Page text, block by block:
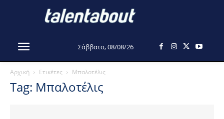
Σάββατο, 08/08/26
Αρχική Ετικέτες Μπαλοτέλις
Tag: Μπαλοτέλις